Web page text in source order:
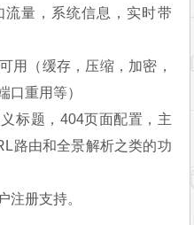
流量，系统信息，实时带
用（缓存，压缩，加密，
口重用等）
标题，404页面配置，主
路由和全景解析之类的功
注册支持。